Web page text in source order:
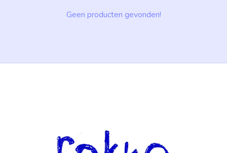
Geen producten gevonden!